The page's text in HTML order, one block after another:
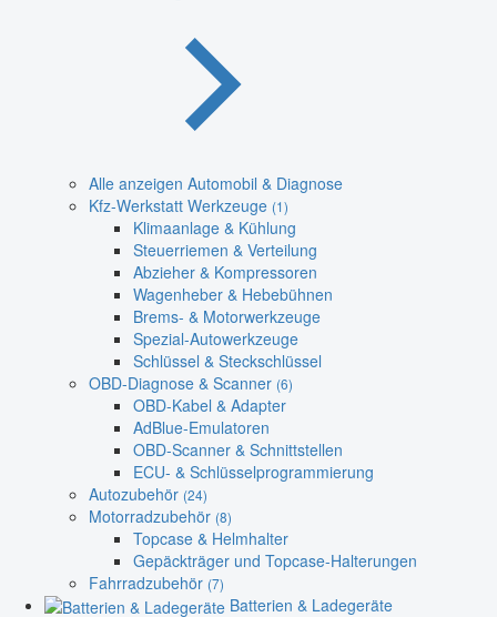
Alle anzeigen Automobil & Diagnose
Kfz-Werkstatt Werkzeuge (1)
Klimaanlage & Kühlung
Steuerriemen & Verteilung
Abzieher & Kompressoren
Wagenheber & Hebebühnen
Brems- & Motorwerkzeuge
Spezial-Autowerkzeuge
Schlüssel & Steckschlüssel
OBD-Diagnose & Scanner (6)
OBD-Kabel & Adapter
AdBlue-Emulatoren
OBD-Scanner & Schnittstellen
ECU- & Schlüsselprogrammierung
Autozubehör (24)
Motorradzubehör (8)
Topcase & Helmhalter
Gepäckträger und Topcase-Halterungen
Fahrradzubehör (7)
Batterien & Ladegeräte